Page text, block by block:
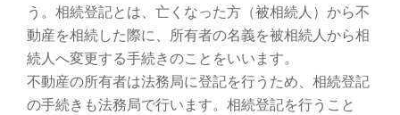
う。相続登記とは、亡くなった方（被相続人）から不
動産を相続した際に、所有者の名義を被相続人から相
続人へ変更する手続きのことをいいます。
不動産の所有者は法務局に登記を行うため、相続登記
の手続きも法務局で行います。相続登記を行うこと